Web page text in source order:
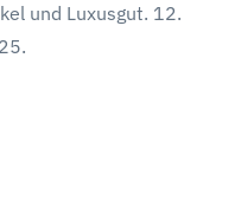
und Luxusgut. 12.